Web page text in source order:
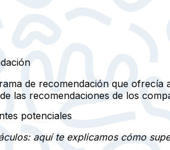
de recomendación que
las recomendaciones de los
potenciales
aquí te explicamos cómo